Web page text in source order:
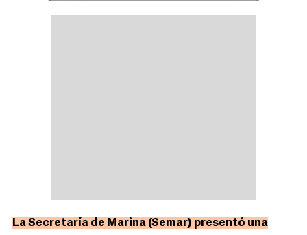
La Secretaría de Marina (Semar) presentó una